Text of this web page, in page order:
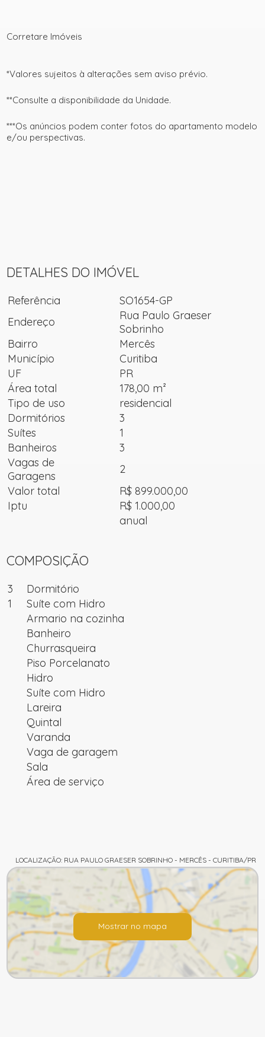
Corretare Imóveis
*Valores sujeitos à alterações sem aviso prévio.
**Consulte a disponibilidade da Unidade.
***Os anúncios podem conter fotos do apartamento modelo
e/ou perspectivas.
DETALHES DO IMÓVEL
Referência
SO1654-GP
Endereço
Rua Paulo Graeser
Sobrinho
Bairro
Mercês
Município
Curitiba
UF
PR
Área total
178,00 m²
Tipo de uso
residencial
Dormitórios
3
Suítes
1
Banheiros
3
Vagas de
Garagens
2
Valor total
R$ 899.000,00
Iptu
R$ 1.000,00
anual
COMPOSIÇÃO
3
Dormitório
1
Suíte com Hidro
Armario na cozinha
Banheiro
Churrasqueira
Piso Porcelanato
Hidro
Suíte com Hidro
Lareira
Quintal
Varanda
Vaga de garagem
Sala
Área de serviço
LOCALIZAÇÃO: RUA PAULO GRAESER SOBRINHO - MERCÊS - CURITIBA/PR
Mostrar no mapa